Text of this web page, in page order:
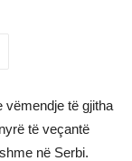
vëmendje të gjitha
të veçantë
në Serbi.